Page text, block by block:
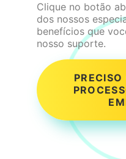
Clique no botão
dos nossos
benefícios que
nosso suporte.